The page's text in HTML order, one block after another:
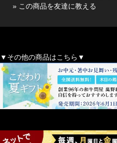
» この商品を友達に教える
▼その他の商品はこちら▼